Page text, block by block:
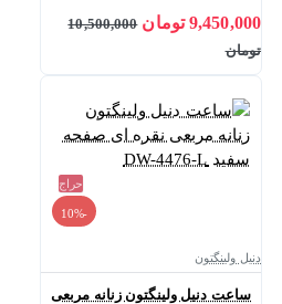
9,450,000 تومان
10,500,000
تومان
حراج
-10%
دنیل ولینگتون
ساعت دنیل ولینگتون زنانه مربعی